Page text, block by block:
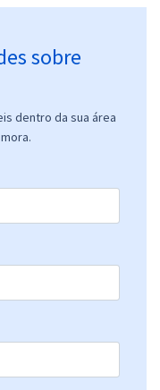
sobre
dentro da sua área